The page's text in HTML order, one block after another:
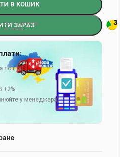
В КОШИК
ЗАРАЗ
пошта)
+2%
у менеджера)